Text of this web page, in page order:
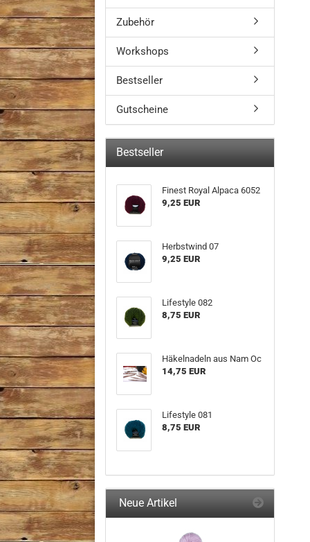
Zubehör
Workshops
Bestseller
Gutscheine
Bestseller
Finest Royal Alpaca 6052
9,25 EUR
Herbstwind 07
9,25 EUR
Lifestyle 082
8,75 EUR
Häkelnadeln aus Nam Oc
14,75 EUR
Lifestyle 081
8,75 EUR
Neue Artikel